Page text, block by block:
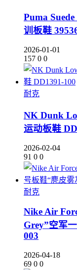
Puma
训板鞋
2026-01-01
157 0 0
耐克
NK Dunk
运动板鞋
2026-02-04
91 0 0
耐克
Nike Air
Grey”空军
003
2026-04-18
69 0 0